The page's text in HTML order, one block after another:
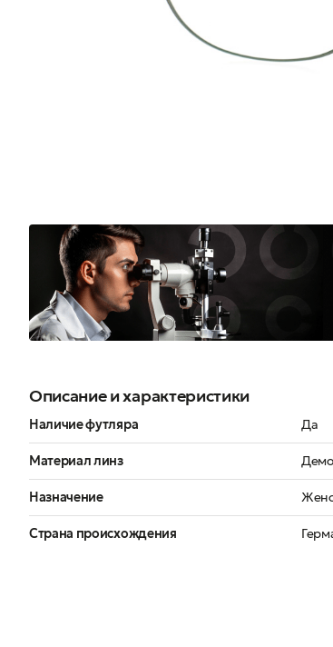
Описание и характеристики
Наличие футляра Да
Материал линз
Назначение
Страна происхождения